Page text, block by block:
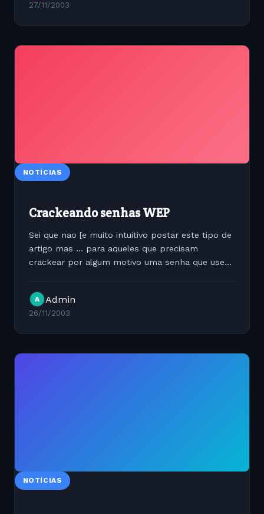
27/11/2003
NOTÍCIAS
Crackeando senhas WEP
Sei que nao [e muito intuitivo postar este tipo de
artigo mas ... para aqueles que precisam
crackear por algum motivo uma senha que use
A Admin
26/11/2003
NOTÍCIAS